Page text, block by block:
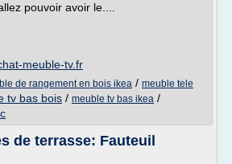
pouvoir avoir le....
meuble-tv.fr
de rangement en bois ikea / meuble tele
tv bas bois / meuble tv bas ikea /
de terrasse: Fauteuil